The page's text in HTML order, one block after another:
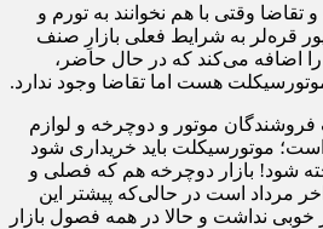
وقتی با هم نخوانند به تورم و
قره‌لر به شرایط فعلی بازارِ صنف
را اضافه می‌کند که در حال حاضر،
هست اما تقاضا وجود ندارد.
فروشندگان موتور و دوچرخه و لوازم
موتورسیکلت باید خریداری شود
شود! بازار دوچرخه هم که فصلی و
مرداد است در حالی‌که پیشتر این
نداشت و حالا در همه فصول بازار